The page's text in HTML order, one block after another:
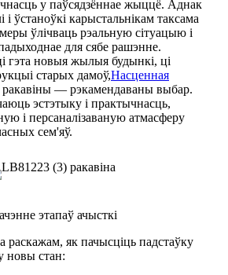
у паўсядзённае жыццё. Аднак
і ўстаноўкі карыстальнікам таксама
ўлічваць рэальную сітуацыю і
для сябе рашэнне.
гэта новыя жылыя будынкі, ці
старых дамоў,Насценная
ракавіны — рэкамендаваны выбар.
эстэтыку і практычнасць,
і персаналізаваную атмасферу
сем'яў.
этапаў ачысткі
раскажам, як пачысціць падстаўку
новы стан: